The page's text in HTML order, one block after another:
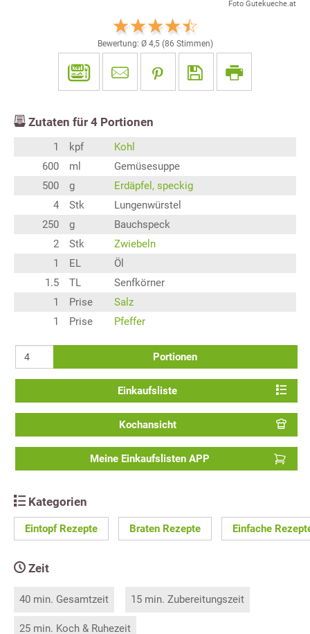
Foto Gutekueche.at
Bewertung: Ø 4,5(86 Stimmen)
Zutaten für 4 Portionen
1 kpf
Kohl
600
ml
Gemüsesuppe
500
g
Erdäpfel, speckig
4
Stk
Lungenwürstel
250
g
Bauchspeck
2
Stk
Zwiebeln
1
EL
Öl
1.5
TL
Senfkörner
1
Prise
Salz
1
Prise Pfeffer
Portionen
Einkaufsliste
Kochansicht
Meine Einkaufslisten APP
Kategorien
Eintopf Rezepte Braten Rezepte Einfache
Zeit
40 min. Gesamtzeit 15 min. Zubereitungszeit
25 min. Koch & Ruhezeit